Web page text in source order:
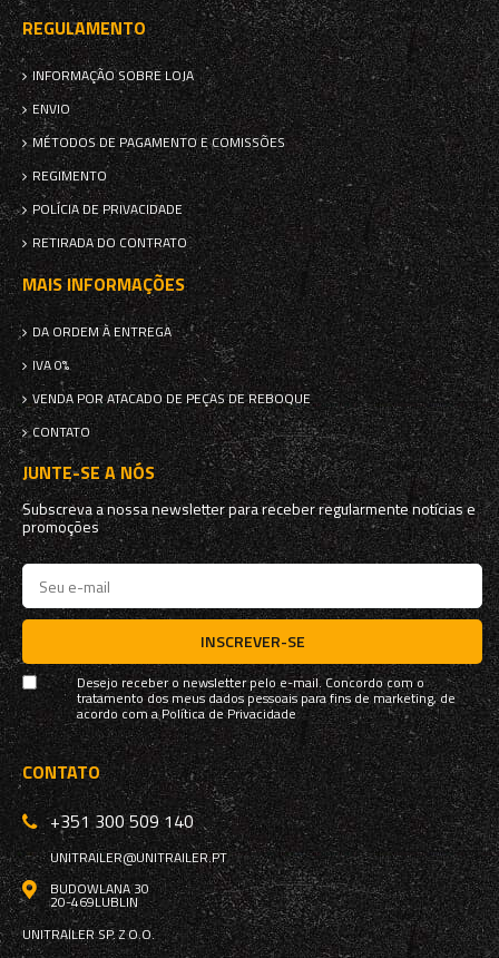
REGULAMENTO
INFORMAÇÃO SOBRE LOJA
ENVIO
MÉTODOS DE PAGAMENTO E COMISSÕES
REGIMENTO
POLÍCIA DE PRIVACIDADE
RETIRADA DO CONTRATO
MAIS INFORMAÇÕES
DA ORDEM À ENTREGA
IVA 0%
VENDA POR ATACADO DE PEÇAS DE REBOQUE
CONTATO
JUNTE-SE A NÓS
Subscreva a nossa newsletter para receber regularmente notícias e
promoções
INSCREVER-SE
Desejo receber o newsletter pelo e-mail. Concordo com o
tratamento dos meus dados pessoais para fins de marketing, de
acordo com aPolítica de Privacidade
CONTATO
+351 300 509 140
UNITRAILER@UNITRAILER.PT
BUDOWLANA 30
20-469LUBLIN
UNITRAILER SP. Z O.O.